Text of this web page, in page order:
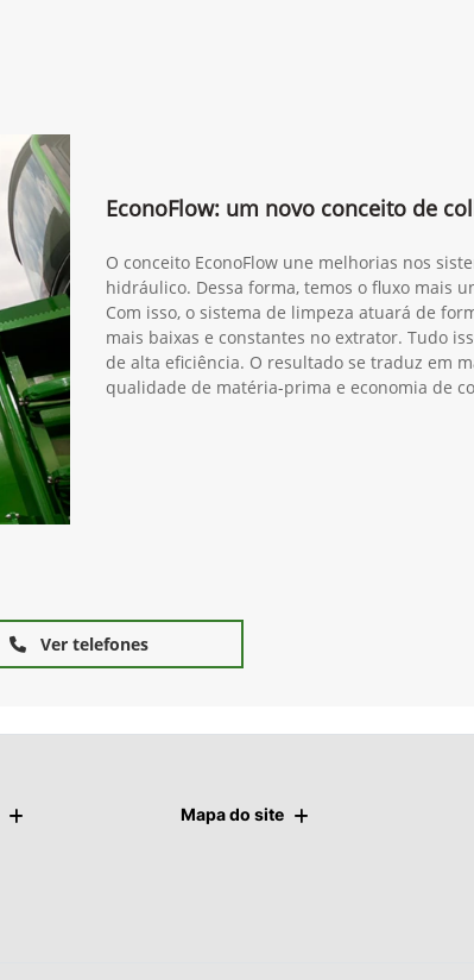
EconoFlow: um novo conceito de
O conceito EconoFlow une melhorias nos
hidráulico. Dessa forma, temos o fluxo mais
Com isso, o sistema de limpeza atuará de
mais baixas e constantes no extrator. Tudo
de alta eficiência. O resultado se traduz em
qualidade de matéria-prima e economia de
Ver telefones
Mapa do site